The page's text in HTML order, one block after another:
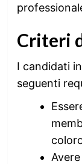
Criteri
I candidati
seguenti